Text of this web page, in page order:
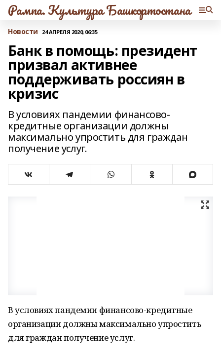
Рампа. Культура Башкортостана
Новости 24 АПРЕЛЯ 2020, 06:35
Банк в помощь: президент
призвал активнее
поддерживать россиян в
кризис
В условиях пандемии финансово-
кредитные организации должны
максимально упростить для граждан
получение услуг.
В условиях пандемии финансово-кредитные
организации должны максимально упростить
для граждан получение услуг.